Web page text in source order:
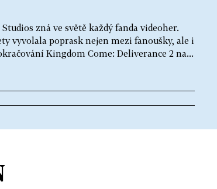
zná ve světě každý fanda videoher.
vyvolala poprask nejen mezi fanoušky, ale i
Kingdom Come: Deliverance 2 na...